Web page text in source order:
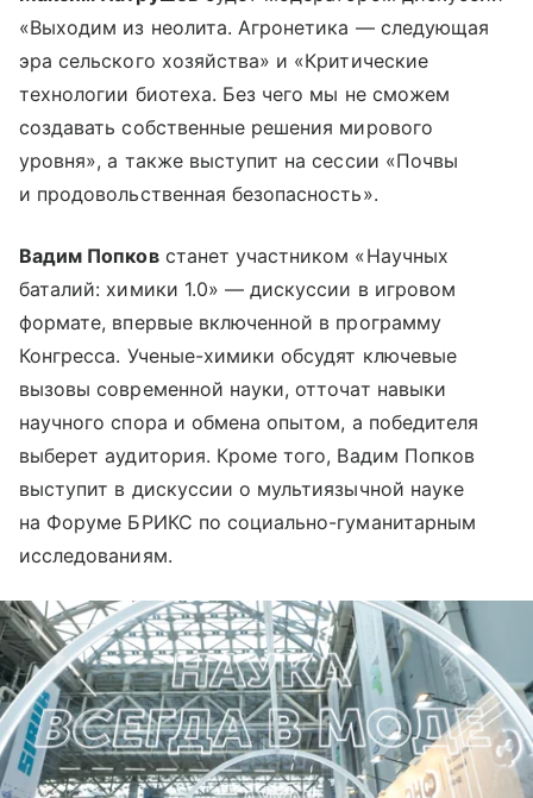
«Выходим из неолита. Агронетика — следующая
эра сельского хозяйства» и «Критические
технологии биотеха. Без чего мы не сможем
создавать собственные решения мирового
уровня», а также выступит на сессии «Почвы
и продовольственная безопасность».
Вадим Попковстанет участником «Научных
баталий: химики 1.0» — дискуссии в игровом
формате, впервые включенной в программу
Конгресса. Ученые-химики обсудят ключевые
вызовы современной науки, отточат навыки
научного спора и обмена опытом, а победителя
выберет аудитория. Кроме того, Вадим Попков
выступит в дискуссии о мультиязычной науке
на Форуме БРИКС по социально-гуманитарным
исследованиям.